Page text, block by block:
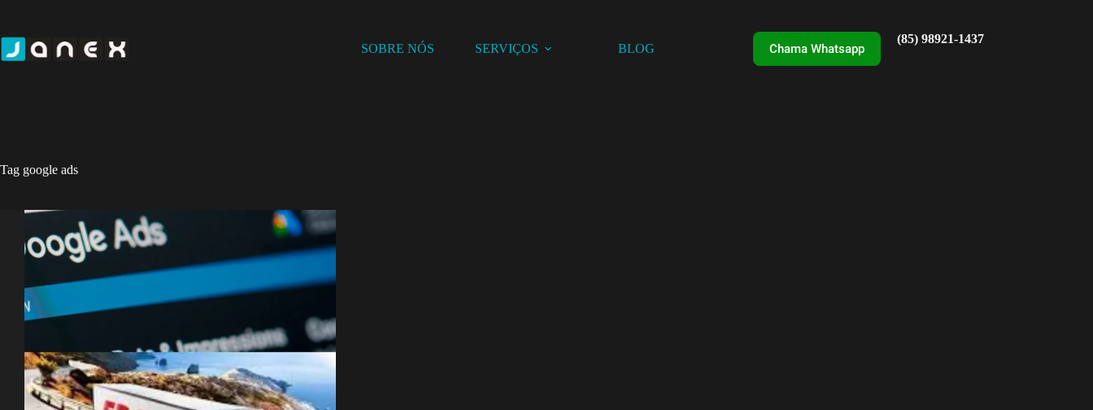
o
conteúdo
SOBRE NÓS SERVIÇOS BLOG Chama Whatsapp
(85) 98921-1437
Tag google ads